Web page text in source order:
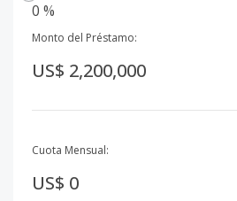
0 %
Monto del Préstamo:
US$ 2,200,000
Cuota Mensual:
US$ 0